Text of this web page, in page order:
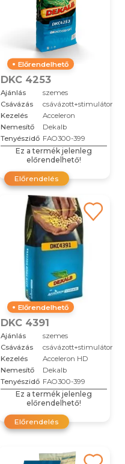
Előrendelhető
DKC 4253
Ajánlás
szemes
Csávázás
csávázott+stimulátor
Kezelés
Acceleron
Nemesítő
Dekalb
Tenyészidő FAO300-399
Ez a termék jelenleg
előrendelhető!
Előrendelés
Előrendelhető
DKC 4391
Ajánlás
szemes
Csávázás
csávázott+stimulátor
Kezelés
Acceleron HD
Nemesítő
Dekalb
Tenyészidő FAO300-399
Ez a termék jelenleg
előrendelhető!
Előrendelés